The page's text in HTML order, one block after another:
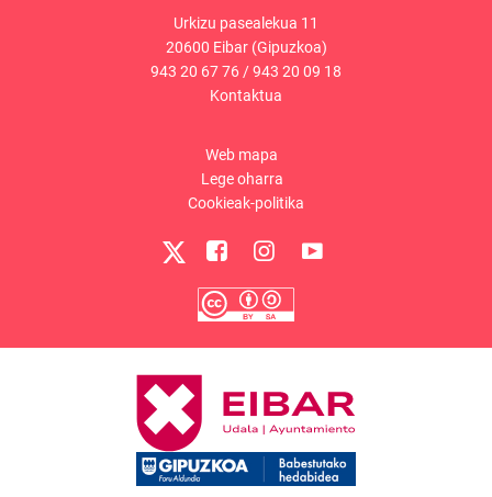
Urkizu pasealekua 11
20600 Eibar (Gipuzkoa)
943 20 67 76 /943 20 09 18
Kontaktua
Web mapa
Lege oharra
Cookieak-politika